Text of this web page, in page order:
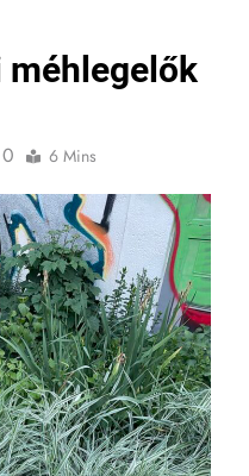
méhlegelők
0 6 Mins